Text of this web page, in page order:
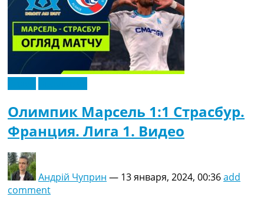
Олимпик Марсель 1:1 Страсбур.
Франция. Лига 1. Видео
Андрій Чуприн — 13 января, 2024, 00:36add
comment